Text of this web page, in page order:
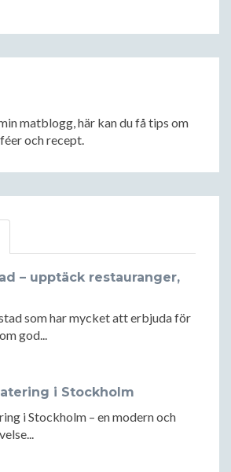
matblogg, här kan du få tips om
och recept.
– upptäck restauranger,
som har mycket att erbjuda för
god...
i Stockholm
i Stockholm – en modern och